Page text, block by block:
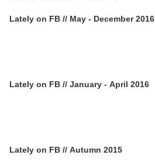
Lately on FB // May - December 2016
Lately on FB // January - April 2016
Lately on FB // Autumn 2015